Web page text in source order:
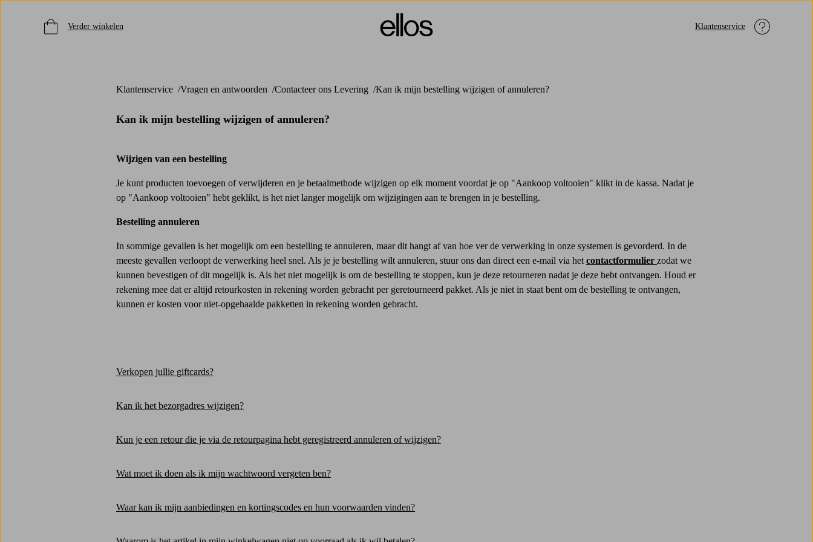
Verder winkelen Klantenservice
Klantenservice Vragen en antwoorden Contacteer ons Levering Kan ik mijn bestelling wijzigen of annuleren?
Kan ik mijn bestelling wijzigen of annuleren?
Wijzigen van een bestelling
Je kunt producten toevoegen of verwijderen en je betaalmethode wijzigen op elk moment voordat je op "Aankoop voltooien" klikt in de kassa. Nadat je
op "Aankoop voltooien" hebt geklikt, is het niet langer mogelijk om wijzigingen aan te brengen in je bestelling.
Bestelling annuleren
In sommige gevallen is het mogelijk om een bestelling te annuleren, maar dit hangt af van hoe ver de verwerking in onze systemen is gevorderd. In de
meeste gevallen verloopt de verwerking heel snel. Als je je bestelling wilt annuleren, stuur ons dan direct een e-mail via het contactformulier zodat we
kunnen bevestigen of dit mogelijk is. Als het niet mogelijk is om de bestelling te stoppen, kun je deze retourneren nadat je deze hebt ontvangen. Houd er
rekening mee dat er altijd retourkosten in rekening worden gebracht per geretourneerd pakket. Als je niet in staat bent om de bestelling te ontvangen,
kunnen er kosten voor niet-opgehaalde pakketten in rekening worden gebracht.
Verkopen jullie giftcards?
Kan ik het bezorgadres wijzigen?
Kun je een retour die je via de retourpagina hebt geregistreerd annuleren of wijzigen?
Wat moet ik doen als ik mijn wachtwoord vergeten ben?
Waar kan ik mijn aanbiedingen en kortingscodes en hun voorwaarden vinden?